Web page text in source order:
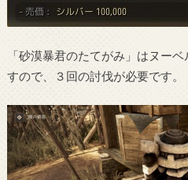
「砂漠暴君のたてがみ」はヌー
すので、３回の討伐が必要です。